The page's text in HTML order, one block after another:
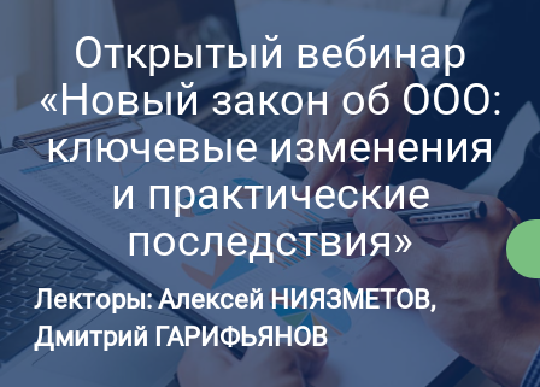
Открытый вебинар
«Новый закон об ООО:
ключевые изменения
и практические
последствия»
Лекторы: Алексей НИЯЗМЕТОВ,
Дмитрий ГАРИФЬЯНОВ